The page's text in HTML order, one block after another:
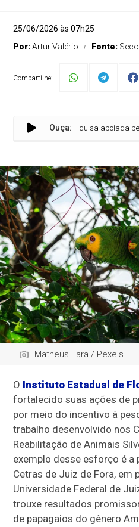
25/06/2026 às 07h25
Por:Artur Valério Fonte:
Compartilhe:
Ouça:
Pesquisa apoiada pelo
Matheus Lara / Pexels
O Instituto Estadual de
fortalecido suas ações de
por meio do incentivo à
trabalho desenvolvido nos
Reabilitação de Animais
exemplo desse esforço é a
Cetras de Juiz de Fora, em
Universidade Federal de
trouxe resultados
de papagaios do gênero